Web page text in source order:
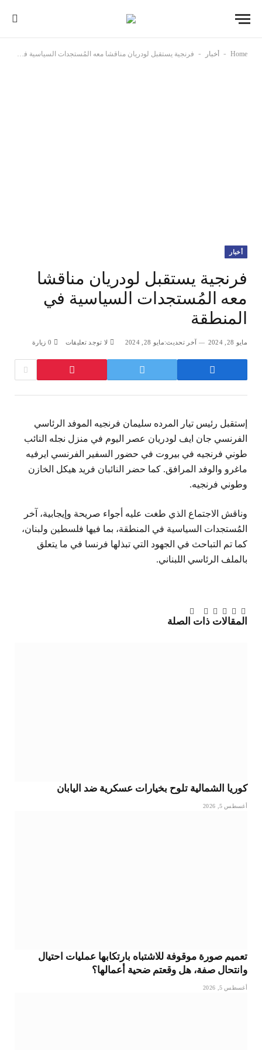
Home
- أخبار - فرنجية يستقبل لودريان مناقشا معه المُستجدات السياسية في المنطقة
أخبار
فرنجية يستقبل لودريان مناقشا
معه المُستجدات السياسية في
المنطقة
مايو 28, 2024 آخر تحديث:مايو 28, 2024 لا توجد تعليقات 0 زيارة
‏إستقبل رئيس تيار المرده سليمان فرنجيه الموفد الرئاسي
الفرنسي جان ايف لودريان عصر اليوم في منزل نجله النائب
طوني فرنجيه في بيروت في حضور السفير الفرنسي ايرفيه
ماغرو والوفد المرافق. كما حضر النائبان فريد هيكل الخازن
وطوني فرنجيه.
‏وناقش الاجتماع الذي طغت عليه أجواء صريحة وإيجابية، آخر
المُستجدات السياسية في المنطقة، بما فيها فلسطين ولبنان،
كما تم التباحث في الجهود التي تبذلها فرنسا في ما يتعلق
بالملف الرئاسي اللبناني.
فيسبوك
تويتربينتيريست
لينكدإن
Tumblr
تيلقرام
البريد
الإلكتروني
المقالات ذات الصلة
كوريا الشمالية تلوح بخيارات عسكرية ضد اليابان
أغسطس 5, 2026
تعميم صورة موقوفة للاشتباه بارتكابها عمليات احتيال
وانتحال صفة، هل وقعتم ضحية أعمالها؟
أغسطس 5, 2026